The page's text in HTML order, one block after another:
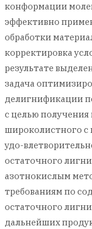
конформации
эффективно
обработки
корректировка
результате
задача
делигнификации
с целью
широколистного
удо-
остаточного
азотнокислым
требованиям по
остаточного
дальнейших